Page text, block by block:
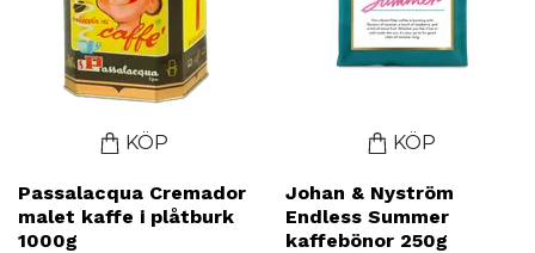
KÖP
Passalacqua Cremador
malet kaffe i plåtburk
1000g
KÖP
Johan & Nyström
Endless Summer
kaffebönor 250g